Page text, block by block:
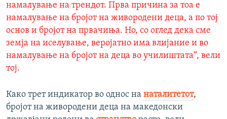
намалување на трендот. Прва причина за тоа е
намалување на бројот на живородени деца, а по тој
основ и бројот на првачиња. Но, со оглед дека сме
земја на иселување, веројатно има влијание и во
намалување на бројот на деца во училиштата“, вели
тој.
Како трет индикатор во однос на наталитетот,
бројот на живородени деца на македонски